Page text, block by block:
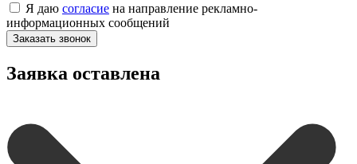
Я даю согласие на направление рекламно-
информационных сообщений
Заказать звонок
Заявка оставлена